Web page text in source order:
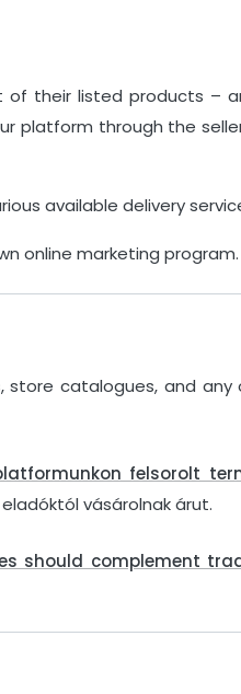
their listed products –
platform through the
available delivery
online marketing program.
store catalogues, and any
felsorolt
vásárolnak árut.
should complement